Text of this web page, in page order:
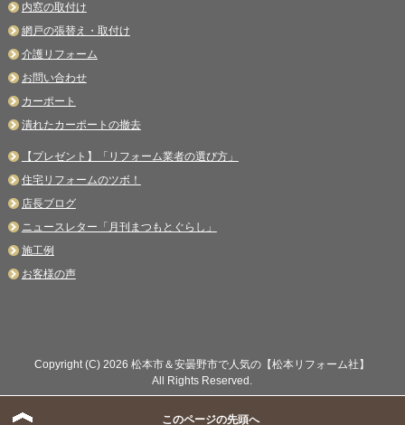
内窓の取付け
網戸の張替え・取付け
介護リフォーム
お問い合わせ
カーポート
潰れたカーポートの撤去
【プレゼント】「リフォーム業者の選び方」
住宅リフォームのツボ！
店長ブログ
ニュースレター「月刊まつもとぐらし」
施工例
お客様の声
Copyright (C) 2026 松本市＆安曇野市で人気の【松本リフォーム社】
All Rights Reserved.
このページの先頭へ